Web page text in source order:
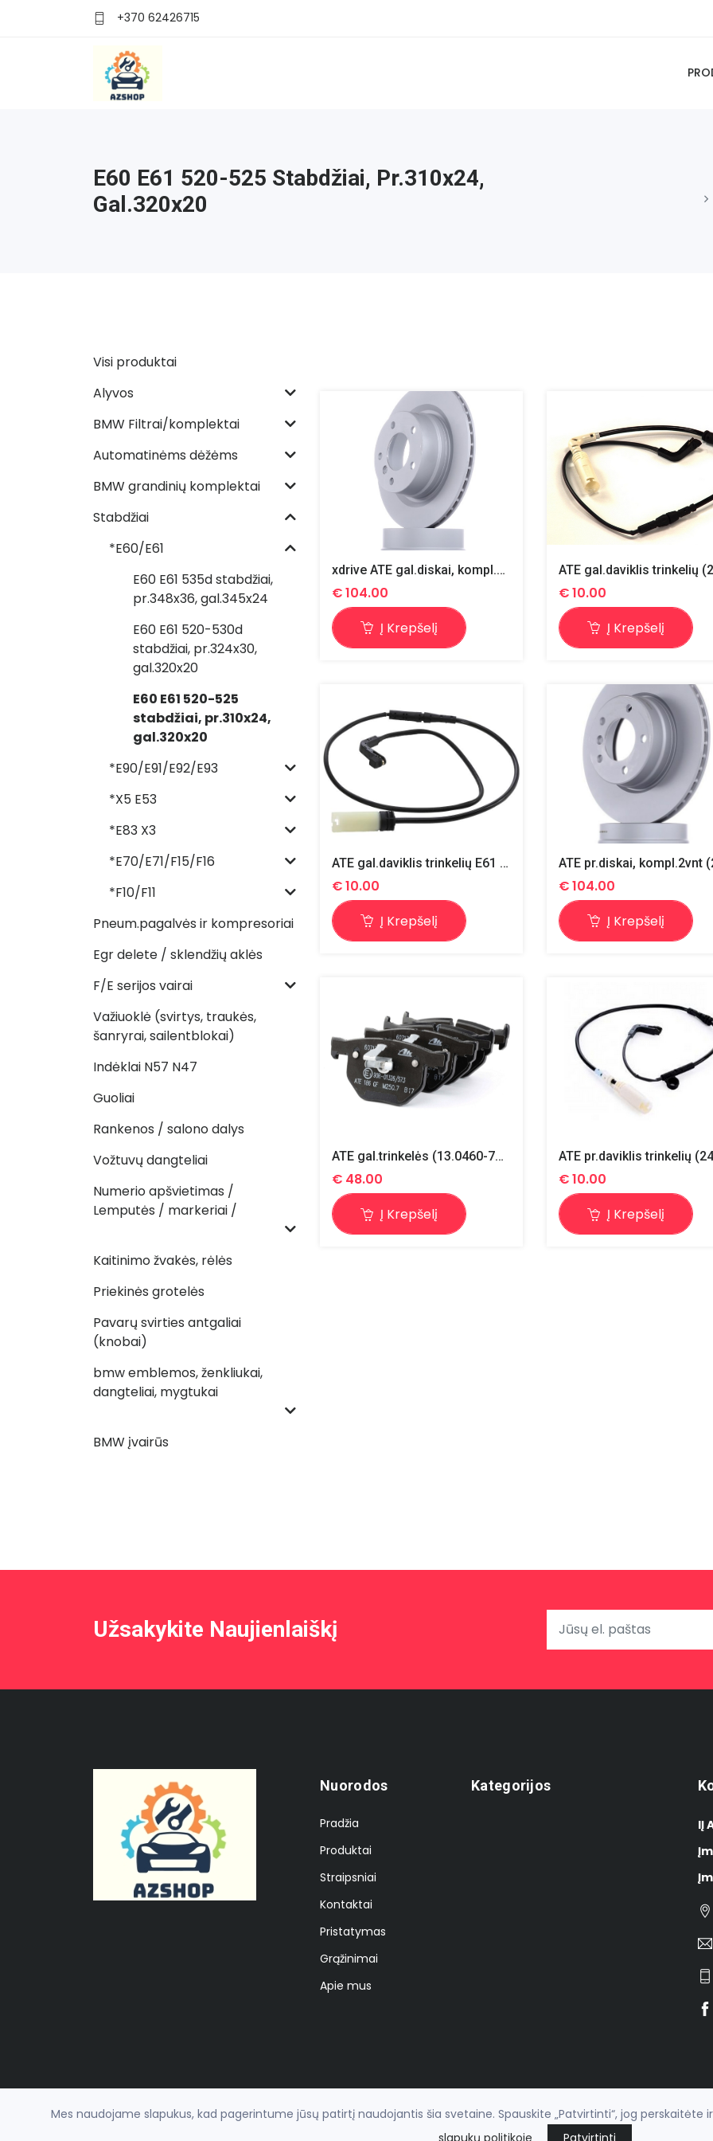
+370 62426715
E60 E61 520-525 Stabdžiai, Pr.310x24,
Gal.320x20
Visi produktai
Alyvos
BMW Filtrai/komplektai
Automatinėms dėžėms
BMW grandinių komplektai
Stabdžiai
*E60/E61
E60 E61 535d stabdžiai,
pr.348x36, gal.345x24
E60 E61 520-530d
stabdžiai, pr.324x30,
gal.320x20
E60 E61 520-525
stabdžiai, pr.310x24,
gal.320x20
*E90/E91/E92/E93
*X5 E53
*E83 X3
*E70/E71/F15/F16
*F10/F11
Pneum.pagalvės ir kompresoriai
Egr delete / sklendžių aklės
F/E serijos vairai
Važiuoklė (svirtys, traukės,
šanryrai, sailentblokai)
Indėklai N57 N47
Guoliai
Rankenos / salono dalys
Vožtuvų dangteliai
Numerio apšvietimas /
Lemputės / markeriai /
Kaitinimo žvakės, rėlės
Priekinės grotelės
Pavarų svirties antgaliai
(knobai)
bmw emblemos, ženkliukai,
dangteliai, mygtukai
BMW įvairūs
xdrive ATE gal.diskai, kompl.2vnt (24.0120-0213.1 x2)
€104.00
Į Krepšelį
€10.00
Į Krepšelį
ATE gal.daviklis trinkelių E61 (24.8190-0275.2)
€10.00
Į Krepšelį
€104.00
Į Krepšelį
ATE gal.trinkelės (13.0460-7174.2)
€ 48.00
Į Krepšelį
€10.00
Į Krepšelį
Užsakykite Naujienlaiškį
Nuorodos
Pradžia
Produktai
Straipsniai
Kontaktai
Pristatymas
Grąžinimai
Apie mus
Kategorijos
IĮ
Mes naudojame slapukus, kad pagerintume jūsų patirtį naudojantis šia svetaine. Spauskite „Patvirtinti“, jog
slapukų politikoje
Patvirtinti